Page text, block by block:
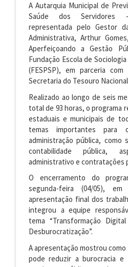
A Autarquia Municipal de
Saúde dos Servidores
representada pelo Gestor
Administrativa, Arthur
Aperfeiçoando a Gestão
Fundação Escola de
(FESPSP), em parceria
Secretaria do Tesouro
Realizado ao longo de seis
total de 93 horas, o programa
estaduais e municipais de
temas importantes para
administração pública, como
contabilidade pública,
administrativo e contratações
O encerramento do
segunda-feira (04/05),
apresentação final dos
integrou a equipe
tema “Transformação
Desburocratização”.
A apresentação mostrou
pode reduzir a burocracia e